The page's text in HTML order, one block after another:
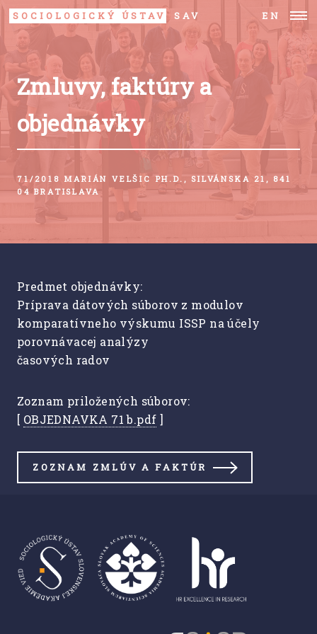
SOCIOLOGICKÝ ÚSTAV SAV EN
Zmluvy, faktúry a
objednávky
71/2018 MARIÁN VELŠIC PH.D., SILVÁNSKA 21, 841
04 BRATISLAVA
Predmet objednávky:
Príprava dátových súborov z modulov
komparatívneho výskumu ISSP na účely
porovnávacej analýzy
časových radov
Zoznam priložených súborov:
[ OBJEDNAVKA 71 b.pdf ]
ZOZNAM ZMLÚV A FAKTÚR